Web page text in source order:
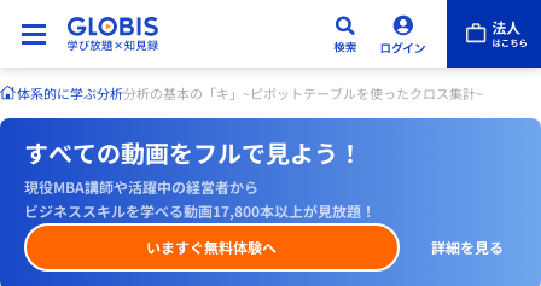
体系的に学ぶ分析分析の基本の「キ」~ピボットテーブルを使ったクロス集計~
すべての動画をフルで見よう！
現役MBA講師や活躍中の経営者から
ビジネススキルを学べる動画17,800本以上が見放題！
いますぐ無料体験へ
詳細を見る